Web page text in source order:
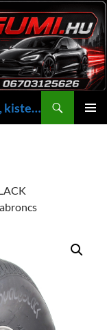
Gergely Gumi Miskolc személyautó, kisteherautó gumi szerelés javítás +36703125626 NON-STOP ügyelet, gergelygumi@gergelygumi.hu